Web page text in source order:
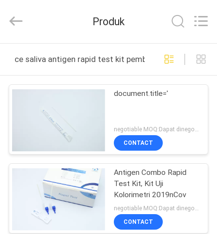
PRODUK
TENTANG
TUR
PABRIK
KONTROL
KUALITAS
Biotechnology
Co.,LTD.
Reserved.
Produk
ce saliva antigen rapid test kit pembuatan online
document.title='
negotiable MOQ:Dapat dinegosiasikan
CONTACT
Antigen Combo Rapid
Test Kit, Kit Uji
Kolorimetri 2019nCov
CONTACT